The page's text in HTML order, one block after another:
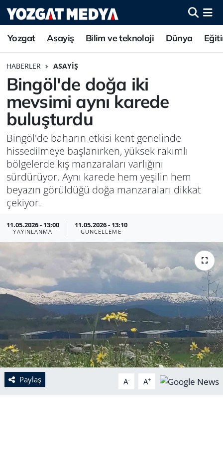
Yozgat Asayiş Bilim ve teknoloji Dünya
HABERLER ASAYIŞ
Bingöl'de doğa iki
mevsimi aynı karede
buluşturdu
Bingöl'de baharın etkisi kent genelinde
hissedilmeye başlanırken, yüksek rakımlı
bölgelerde kış manzaraları varlığını
sürdürüyor. Aynı karede hem yeşilin hem
beyazın görüldüğü doğa manzaraları dikkat
çekiyor.
11.05.2026 - 13:00
YAYINLANMA
11.05.2026 - 13:10
GÜNCELLEME
Paylaş A- A+